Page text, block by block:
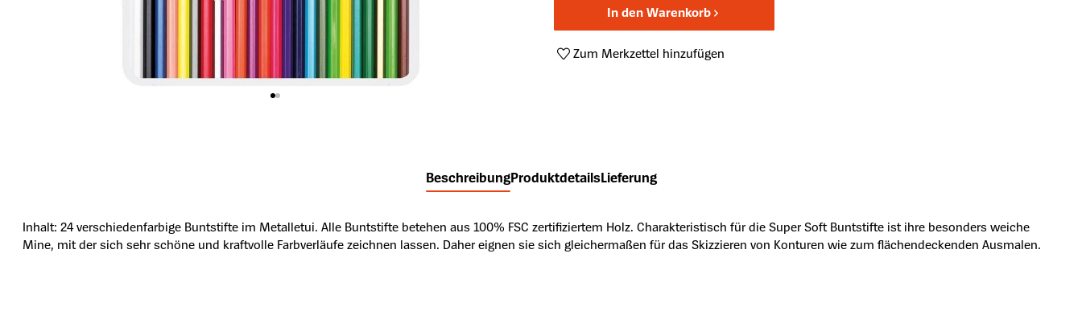
In den Warenkorb
Zum Merkzettel hinzufügen
BeschreibungProduktdetailsLieferung
Inhalt: 24 verschiedenfarbige Buntstifte im Metalletui. Alle Buntstifte betehen aus 100% FSC zertifiziertem Holz. Charakteristisch für die Super Soft Buntstifte ist ihre besonders weiche
Mine, mit der sich sehr schöne und kraftvolle Farbverläufe zeichnen lassen. Daher eignen sie sich gleichermaßen für das Skizzieren von Konturen wie zum flächendeckenden Ausmalen.